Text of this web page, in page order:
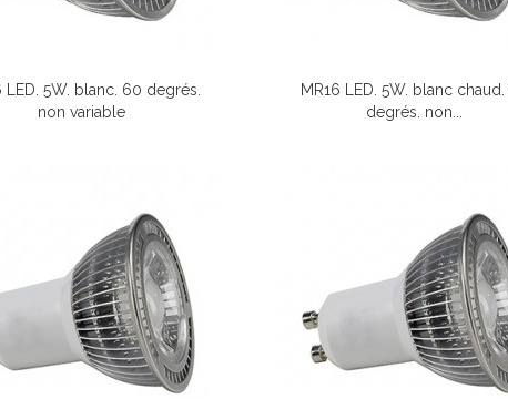
LED. 5W. blanc. 60 degrés.
non variable
MR16 LED. 5W. blanc
degrés. non...